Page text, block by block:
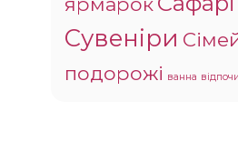
Сувеніри
подорожі ванна